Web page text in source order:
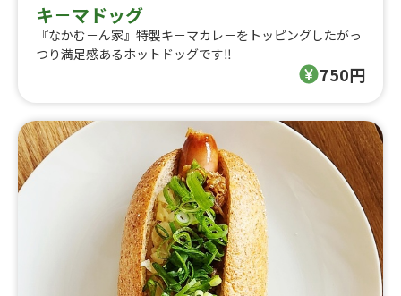
キ－マドッグ
『なかむ－ん家』特製キ－マカレ－をトッピングしたがっ
つり満足感あるホットドッグです‼️
750円